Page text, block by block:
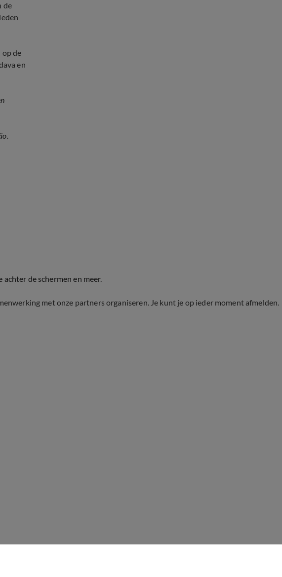
de
op de
en
de schermen en meer.
met onze partners organiseren. Je kunt je op ieder moment afmelden.